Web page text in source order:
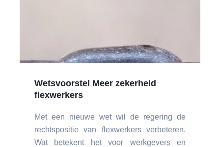
Wetsvoorstel Meer zekerheid
flexwerkers
Met een nieuwe wet wil de regering de
rechtspositie van flexwerkers verbeteren.
Wat betekent het voor werkgevers en